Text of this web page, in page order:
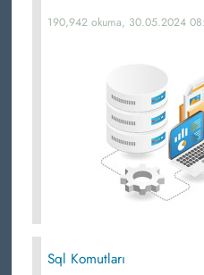
190,942 okuma, 30.05.2024
Sql Komutları